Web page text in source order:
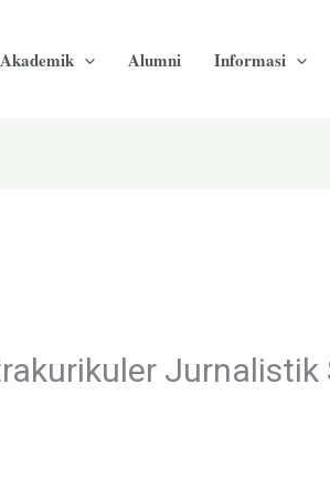
Akademik Alumni Informasi
Jurnalistik